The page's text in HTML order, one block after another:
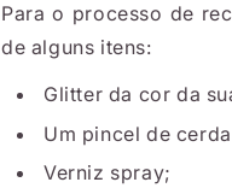
Para o processo de
de alguns itens:
Glitter da cor da
Um pincel de
Verniz spray;